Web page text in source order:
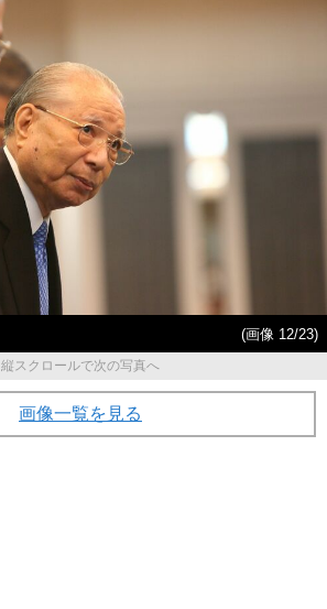
(画像 12/23)
縦スクロールで次の写真へ
画像一覧を見る